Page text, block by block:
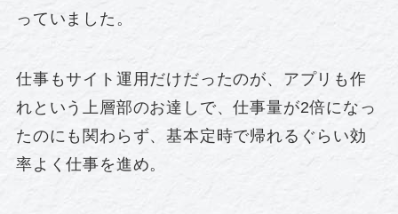
っていました。
仕事もサイト運用だけだったのが、アプリも作
れという上層部のお達しで、仕事量が2倍になっ
たのにも関わらず、基本定時で帰れるぐらい効
率よく仕事を進め。